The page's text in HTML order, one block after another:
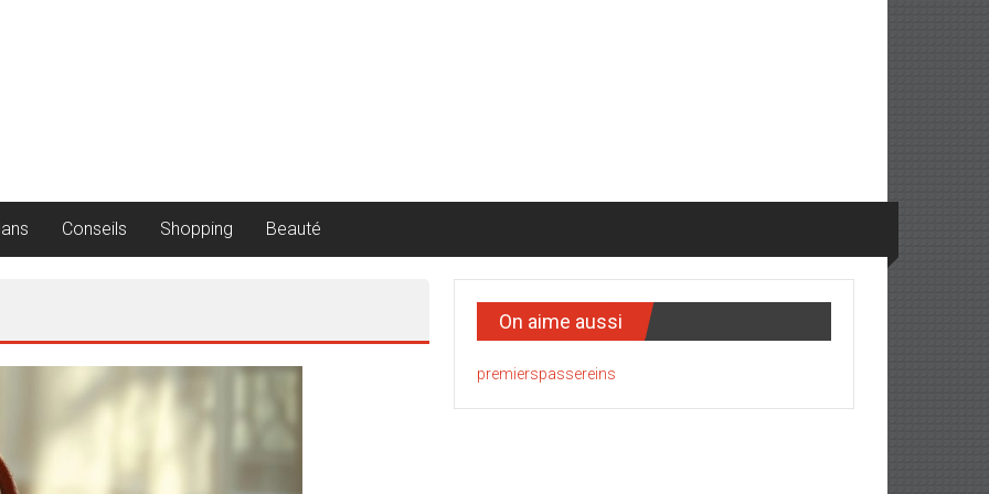
Conseils Shopping Beauté
On aime aussi
premierspassereins